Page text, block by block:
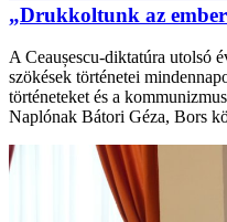
„Drukkoltunk az
A Ceaușescu-diktatúra utolsó
szökések történetei
történeteket és a
Naplónak Bátori Géza, Bors